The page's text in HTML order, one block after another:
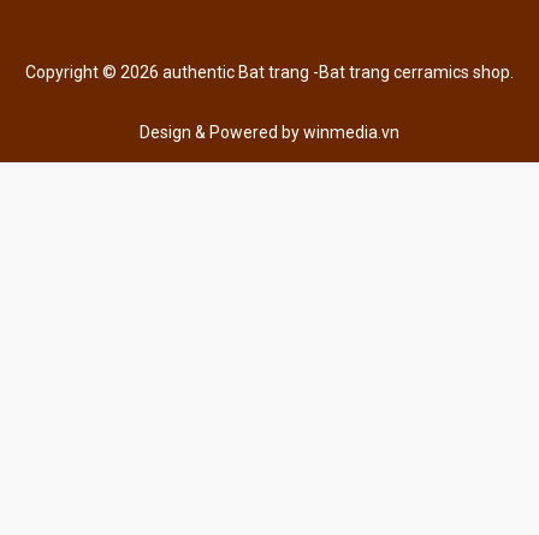
Copyright © 2026 authentic Bat trang -Bat trang cerramics shop.
Design & Powered bywinmedia.vn